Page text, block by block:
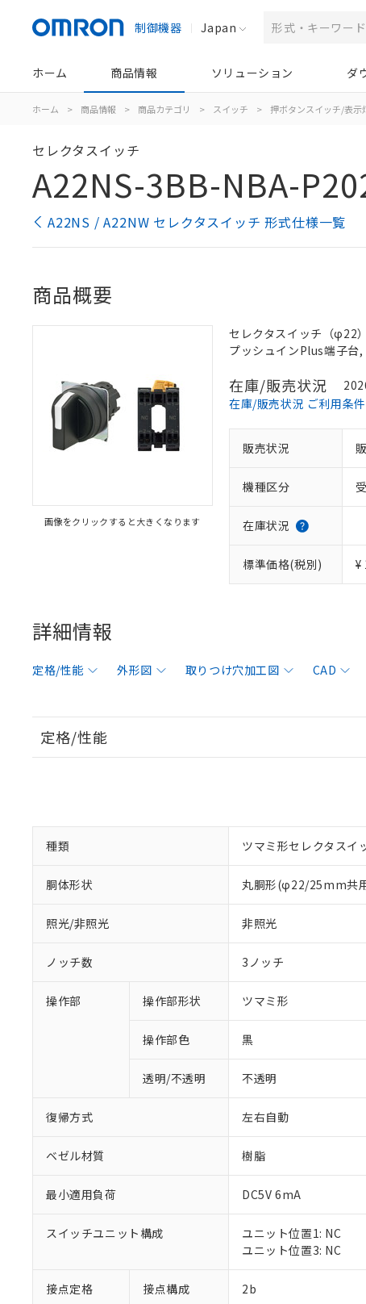
制御機器 Japan
ホーム 商品情報 ソリューション ダ
ホーム > 商品情報 > 商品カテゴリ > スイッチ > 押ボタンスイッチ/表示
セレクタスイッチ
A22NS-3BB-NBA-
A22NS / A22NW セレクタスイッチ 形式仕様一覧
商品概要
画像をクリックすると大きくなります
セレクタスイッチ（φ22
プッシュインPlus端子台
在庫/販売状況
在庫/販売状況 ご利用条件
販売状況
機種区分
在庫状況
標準価格(税別) ¥
詳細情報
定格/性能 外形図 取りつけ穴加工図 CAD
定格/性能
種類 ツマミ形セレクタスイ
胴体形状 丸胴形(φ22/25mm共
照光/非照光 非照光
ノッチ数 3ノッチ
操作部 操作部形状 ツマミ形
操作部色 黒
透明/不透明 不透明
復帰方式 左右自動
ベゼル材質 樹脂
最小適用負荷 DC5V 6mA
スイッチユニット構成
ユニット位置1: NC
ユニット位置3: NC
接点定格 接点構成 2b
※1 対応状況
対応済み：EU
対応予定：EU
対応予定なし：EU